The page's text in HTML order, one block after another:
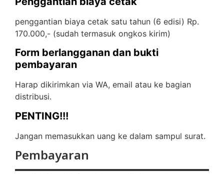
penggantian biaya cetak satu tahun (6 edisi) Rp.
170.000,- (sudah termasuk ongkos kirim)
Form berlangganan dan bukti
pembayaran
Harap dikirimkan via WA, email atau ke bagian
distribusi.
PENTING!!!
Jangan memasukkan uang ke dalam sampul surat.
Pembayaran